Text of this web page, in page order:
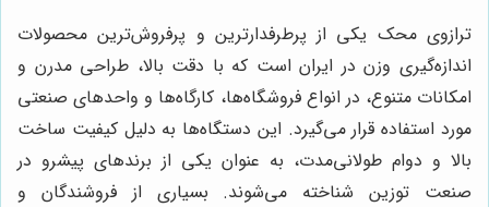
ترازوی محک یکی از پرطرفدارترین و پرفروش‌ترین محصولات
اندازه‌گیری وزن در ایران است که با دقت بالا، طراحی مدرن و
امکانات متنوع، در انواع فروشگاه‌ها، کارگاه‌ها و واحدهای صنعتی
مورد استفاده قرار می‌گیرد. این دستگاه‌ها به دلیل کیفیت ساخت
بالا و دوام طولانی‌مدت، به عنوان یکی از برندهای پیشرو در
صنعت توزین شناخته می‌شوند. بسیاری از فروشندگان و